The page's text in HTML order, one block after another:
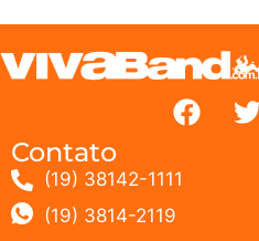
Contato
(19) 38142-1111
(19) 3814-2119